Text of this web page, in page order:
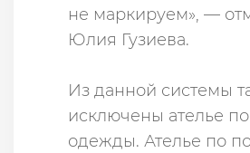
не маркируем», —
Юлия Гузиева.
Из данной системы
исключены ателье
одежды. Ателье по